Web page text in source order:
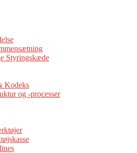
Styringskæde
Kodeks
og -processer